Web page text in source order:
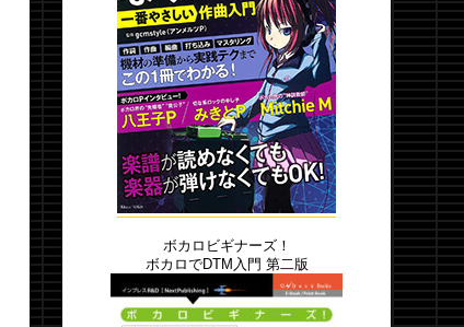
ボカロビギナーズ！
ボカロでDTM入門 第二版